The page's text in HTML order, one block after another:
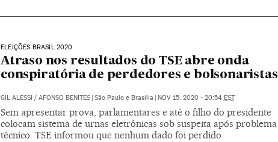
ELEIÇÕES BRASIL 2020
Atraso nos resultados do TSE abre onda
conspiratória de perdedores e bolsonaristas
GIL ALESSI / AFONSO BENITES | São Paulo e Brasília | NOV 15, 2020 - 20:54 EST
Sem apresentar prova, parlamentares e até o filho do presidente
colocam sistema de urnas eletrônicas sob suspeita após problema
técnico. TSE informou que nenhum dado foi perdido